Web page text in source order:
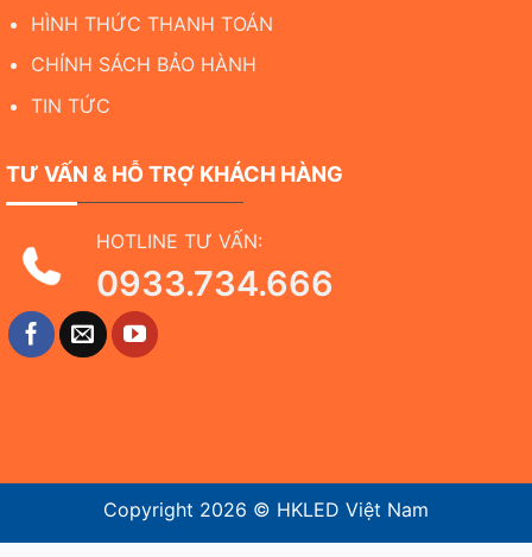
HÌNH THỨC THANH TOÁN
CHÍNH SÁCH BẢO HÀNH
TIN TỨC
TƯ VẤN & HỖ TRỢ KHÁCH HÀNG
HOTLINE TƯ VẤN:
0933.734.666
Copyright 2026 © HKLED Việt Nam